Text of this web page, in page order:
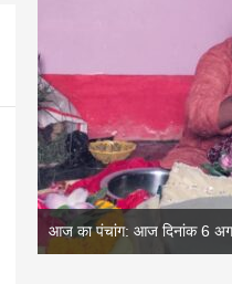
आज का पंचांग: आज दिनांक 6